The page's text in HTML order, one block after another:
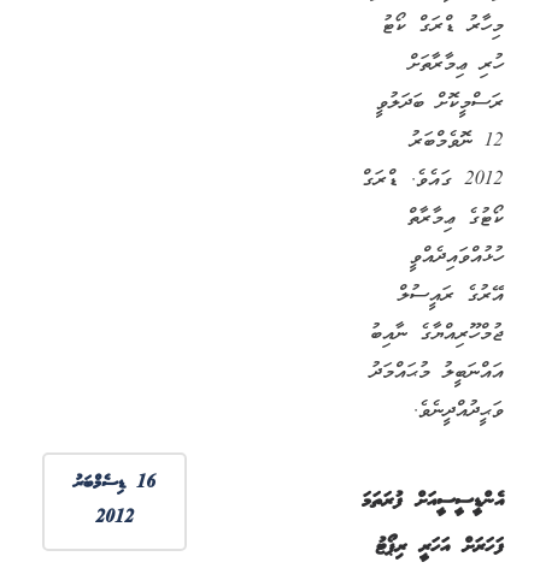
މިހާރު ޑްރަގް ކޯޓު
ހުރި ޢިމާރާތަށް
ރަސްމީކޮށް ބަދަލުވީ
12 ނޮވެމްބަރު
2012 ގައެވެ. ޑްރަގް
ކޯޓުގެ ޢިމާރާތް
ހުޅުއްވައިދެއްވީ
އޭރުގެ ރައީސުލް
ޖުމްހޫރިއްޔާގެ ނާއިބު
އައްނަބީލު މުޙައްމަދު
ވަޙީދުއްދީނެވެ.
16 ޑިސެމްބަރު
2012
އެންޑީސީސީއަށް ފުރަތަމަ
ފަހަރަށް އަހަރީ ރިޕޯޓު